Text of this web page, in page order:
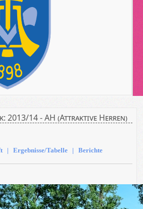
2013/14 - AH (Attraktive Herren)
| Ergebnisse/Tabelle | Berichte